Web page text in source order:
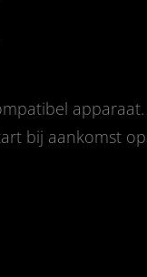
apparaat.
bij aankomst